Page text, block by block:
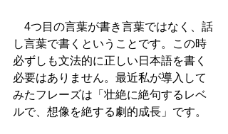
4つ目の言葉が書き言葉ではなく、話
し言葉で書くということです。この時
必ずしも文法的に正しい日本語を書く
必要はありません。最近私が導入して
みたフレーズは「壮絶に絶句するレベ
ルで、想像を絶する劇的成長」です。